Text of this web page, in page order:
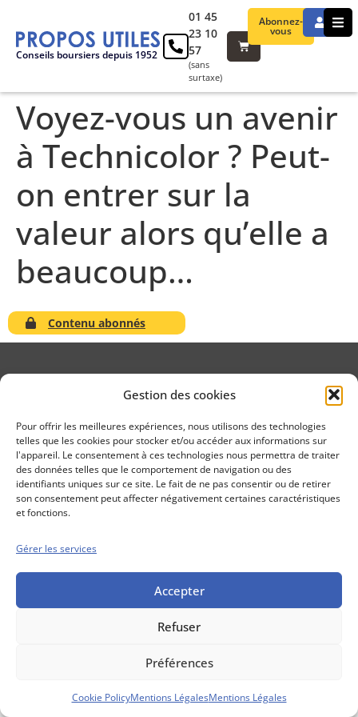
Gestion des cookies
Pour offrir les meilleures expériences, nous utilisons des technologies
telles que les cookies pour stocker et/ou accéder aux informations sur
l'appareil. Le consentement à ces technologies nous permettra de traiter
des données telles que le comportement de navigation ou des
identifiants uniques sur ce site. Le fait de ne pas consentir ou de retirer
son consentement peut affecter négativement certaines caractéristiques
et fonctions.
Gérer les services
Accepter
Refuser
Préférences
Cookie PolicyMentions LégalesMentions Légales
Conseils boursiers depuis 1952
Abonnez-
vous
01 45
23 10
57
(sans
surtaxe)
Voyez-vous un avenir
à Technicolor ? Peut-
on entrer sur la
valeur alors qu’elle a
beaucoup…
Contenu abonnés
Conseils boursiers depuis 1952
Propos Utiles est
une publication
des Editions
Marigny
Mentions Légales
Politique cookie